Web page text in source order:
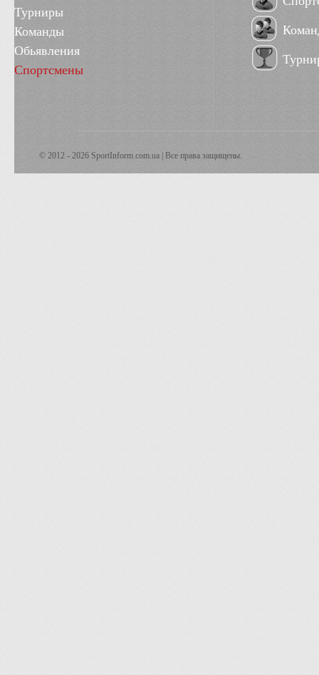
Турниры
Команды
Обьявления
Спортсмены
© 2012 - 2026 SportInform.com.ua | Все права защищены.